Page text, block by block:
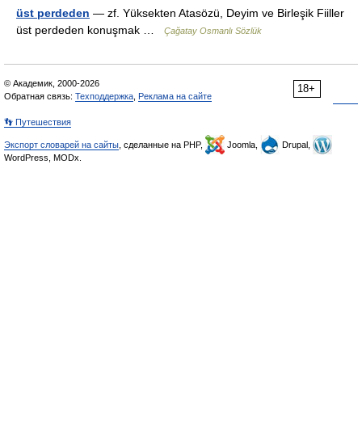
üst perdeden — zf. Yüksekten Atasözü, Deyim ve Birleşik Fiiller
üst perdeden konuşmak …
Çağatay Osmanlı Sözlük
18+
© Академик, 2000-2026
Обратная связь: Техподдержка Реклама на сайте
👣 Путешествия
Экспорт словарей на сайты , сделанные на PHP, Joomla,
Drupal,
WordPress, MODx.